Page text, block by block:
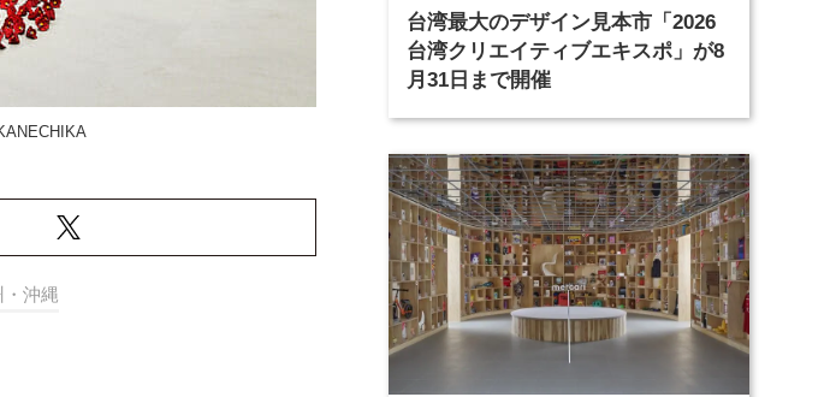
・沖縄
台湾最大のデザイン見本市「2026
台湾クリエイティブエキスポ」が8
月31日まで開催